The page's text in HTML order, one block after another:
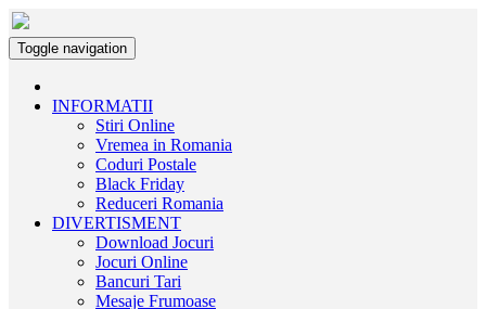
Toggle navigation
INFORMATII
Stiri Online
Vremea in Romania
Coduri Postale
Black Friday
Reduceri Romania
DIVERTISMENT
Download Jocuri
Jocuri Online
Bancuri Tari
Mesaje Frumoase